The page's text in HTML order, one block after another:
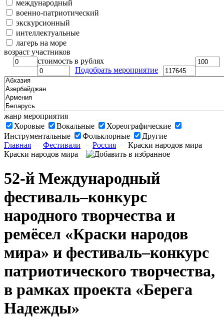
международный
военно-патриотический
экскурсионный
интеллектуальные
лагерь на море
возраст участников
стоимость в рублях
Подобрать мероприятие
жанр мероприятия
Хоровые
Вокальные
Хореографические
Инструментальные
Фольклорные
Другие
Главная – Фестивали – Россия – Краски народов мира
Краски народов мира
52-й Международный
фестиваль–конкурс
народного творчества и
ремёсел «Краски народов
мира» и фестиваль–конкурс
патриотического творчества,
в рамках проекта «Берега
Надежды»